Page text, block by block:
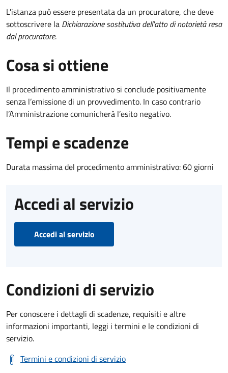
L'istanza può essere presentata da un procuratore, che deve
sottoscrivere la Dichiarazione sostitutiva dell'atto di notorietà resa
dal procuratore.
Cosa si ottiene
Il procedimento amministrativo si conclude positivamente
senza l’emissione di un provvedimento. In caso contrario
l’Amministrazione comunicherà l’esito negativo.
Tempi e scadenze
Durata massima del procedimento amministrativo: 60 giorni
Accedi al servizio
Accedi al servizio
Condizioni di servizio
Per conoscere i dettagli di scadenze, requisiti e altre
informazioni importanti, leggi i termini e le condizioni di
servizio.
Termini e condizioni di servizio